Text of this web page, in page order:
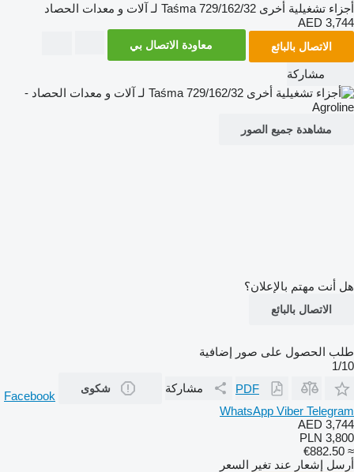
أجزاء تشغيلية أخرى Taśma 729/162/32 لـ آلات و معدات الحصاد
AED 3,744
الاتصال بالبائع معاودة الاتصال بي
مشاركة
مشاهدة جميع الصور
هل أنت مهتم بالإعلان؟
الاتصال بالبائع
طلب الحصول على صور إضافية
1/10
PDF
مشاركة شكوى
Facebook
WhatsApp Viber Telegram
AED 3,744
PLN 3,800
≈ €882.50
أرسل إشعار عند تغير السعر